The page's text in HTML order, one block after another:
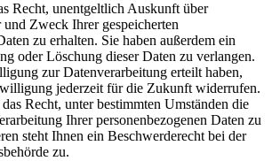
Recht, unentgeltlich Auskunft über
Zweck Ihrer gespeicherten
zu erhalten. Sie haben außerdem ein
oder Löschung dieser Daten zu verlangen.
zur Datenverarbeitung erteilt haben,
jederzeit für die Zukunft widerrufen.
Recht, unter bestimmten Umständen die
Ihrer personenbezogenen Daten zu
steht Ihnen ein Beschwerderecht bei der
zu.